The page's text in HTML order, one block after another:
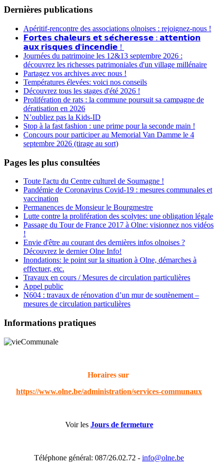
Dernières publications
Apéritif-rencontre des associations olnoises : rejoignez-nous !
𝗙𝗼𝗿𝘁𝗲𝘀 𝗰𝗵𝗮𝗹𝗲𝘂𝗿𝘀 𝗲𝘁 𝘀𝗲́𝗰𝗵𝗲𝗿𝗲𝘀𝘀𝗲 : 𝗮𝘁𝘁𝗲𝗻𝘁𝗶𝗼𝗻
𝗮𝘂𝘅 𝗿𝗶𝘀𝗾𝘂𝗲𝘀 𝗱'𝗶𝗻𝗰𝗲𝗻𝗱𝗶𝗲 !
Journées du patrimoine les 12&13 septembre 2026 :
découvrez les richesses patrimoniales d'un village millénaire
Partagez vos archives avec nous !
Températures élevées: voici nos conseils
Découvrez tous les stages d'été 2026 !
Prolifération de rats : la commune poursuit sa campagne de
dératisation en 2026
N’oubliez pas la Kids-ID
Stop à la fast fashion : une prime pour la seconde main !
Concours pour participer au Memorial Van Damme le 4
septembre 2026 (tirage au sort)
Pages les plus consultées
Toute l'actu du Centre culturel de Soumagne !
Pandémie de Coronavirus Covid-19 : mesures communales et
vaccination
Permanences de Monsieur le Bourgmestre
Lutte contre la prolifération des scolytes: une obligation légale
Passage du Tour de France 2017 à Olne: visionnez nos vidéos
!
Envie d'être au courant des dernières infos olnoises ?
Découvrez le dernier Olne Info!
Inondations: le point sur la situation à Olne, démarches à
effectuer, etc.
Travaux en cours / Mesures de circulation particulières
Appel public
N604 : travaux de rénovation d’un mur de soutènement –
mesures de circulation particulières
Informations pratiques
Horaires sur
https://www.olne.be/administration/services-communaux
Voir les Jours de fermeture
Téléphone général: 087/26.02.72 - info@olne.be